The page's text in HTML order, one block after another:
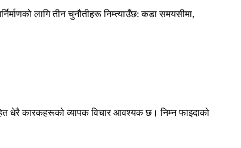
लागि तीन चुनौतीहरू निम्त्याउँछ: कडा समयसीमा,
धेरै कारकहरूको व्यापक विचार आवश्यक छ। निम्न फाइदाको